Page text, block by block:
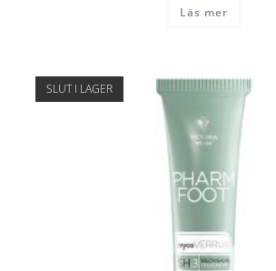
Läs mer
SLUT I LAGER